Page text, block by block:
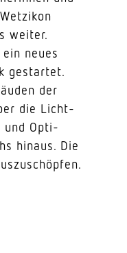
weiter.
neues
gestartet.
der
die Licht­
und Opti­
hinaus. Die